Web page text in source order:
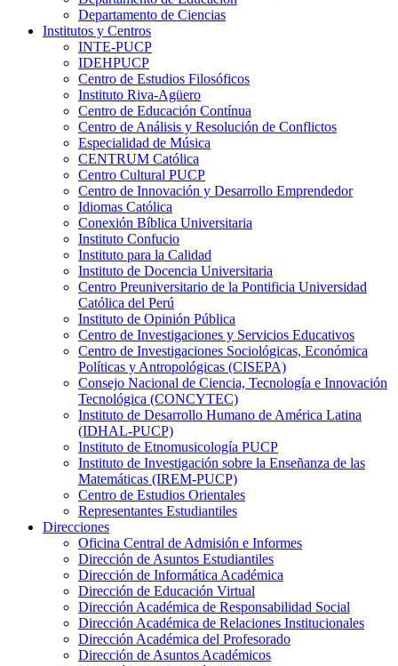
Departamento de Ciencias
Institutos y Centros
INTE-PUCP
IDEHPUCP
Centro de Estudios Filosóficos
Instituto Riva-Agüero
Centro de Educación Contínua
Centro de Análisis y Resolución de Conflictos
Especialidad de Música
CENTRUM Católica
Centro Cultural PUCP
Centro de Innovación y Desarrollo Emprendedor
Idiomas Católica
Conexión Bíblica Universitaria
Instituto Confucio
Instituto para la Calidad
Instituto de Docencia Universitaria
Centro Preuniversitario de la Pontificia Universidad
Católica del Perú
Instituto de Opinión Pública
Centro de Investigaciones y Servicios Educativos
Centro de Investigaciones Sociológicas, Económica
Políticas y Antropológicas (CISEPA)
Consejo Nacional de Ciencia, Tecnología e Innovación
Tecnológica (CONCYTEC)
Instituto de Desarrollo Humano de América Latina
(IDHAL-PUCP)
Instituto de Etnomusicología PUCP
Instituto de Investigación sobre la Enseñanza de las
Matemáticas (IREM-PUCP)
Centro de Estudios Orientales
Representantes Estudiantiles
Direcciones
Oficina Central de Admisión e Informes
Dirección de Asuntos Estudiantiles
Dirección de Informática Académica
Dirección de Educación Virtual
Dirección Académica de Responsabilidad Social
Dirección Académica de Relaciones Institucionales
Dirección Académica del Profesorado
Dirección de Asuntos Académicos